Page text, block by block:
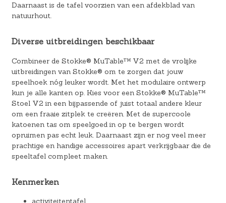
Daarnaast is de tafel voorzien van een afdekblad van
natuurhout.
Diverse uitbreidingen beschikbaar
Combineer de Stokke® MuTable™ V2 met de vrolijke
uitbreidingen van Stokke® om te zorgen dat jouw
speelhoek nóg leuker wordt. Met het modulaire ontwerp
kun je alle kanten op. Kies voor een Stokke® MuTable™
Stoel V2 in een bijpassende of juist totaal andere kleur
om een fraaie zitplek te creëren. Met de supercoole
katoenen tas om speelgoed in op te bergen wordt
opruimen pas echt leuk. Daarnaast zijn er nog veel meer
prachtige en handige accessoires apart verkrijgbaar die de
speeltafel compleet maken.
Kenmerken
activiteitentafel